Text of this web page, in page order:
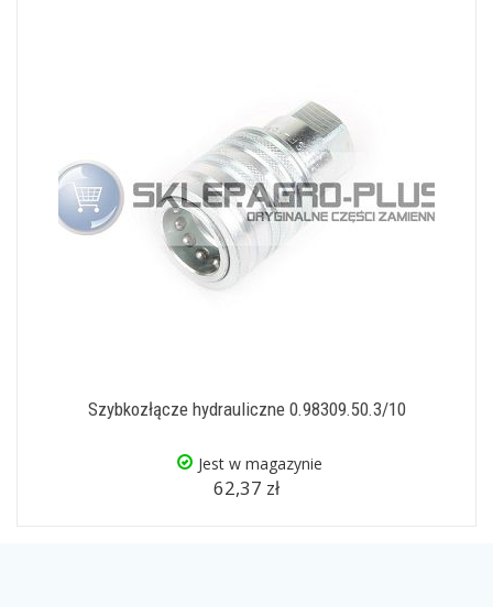
Szybkozłącze hydrauliczne 0.98309.50.3/10
Jest w magazynie
62,37 zł